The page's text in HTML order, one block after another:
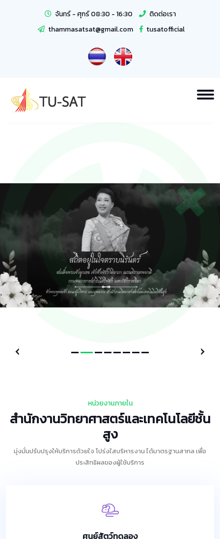
จันทร์ - ศุกร์ 08:30 - 16:30
ติดต่อเรา
thammasatsat@gmail.com
tusatofficial
หน่วยงานภายใน
สำนักงานวิทยาศาสตร์และเทคโนโลยีชั้น
สูง
มุ่งมั่นปรับปรุงให้บริการด้วยใจ โปร่งใสบริหารงาน ได้มาตรฐานสากล เพื่อ
ประสิทธิผลของผู้ใช้บริการ
ศูนย์สัตว์ทดลอง